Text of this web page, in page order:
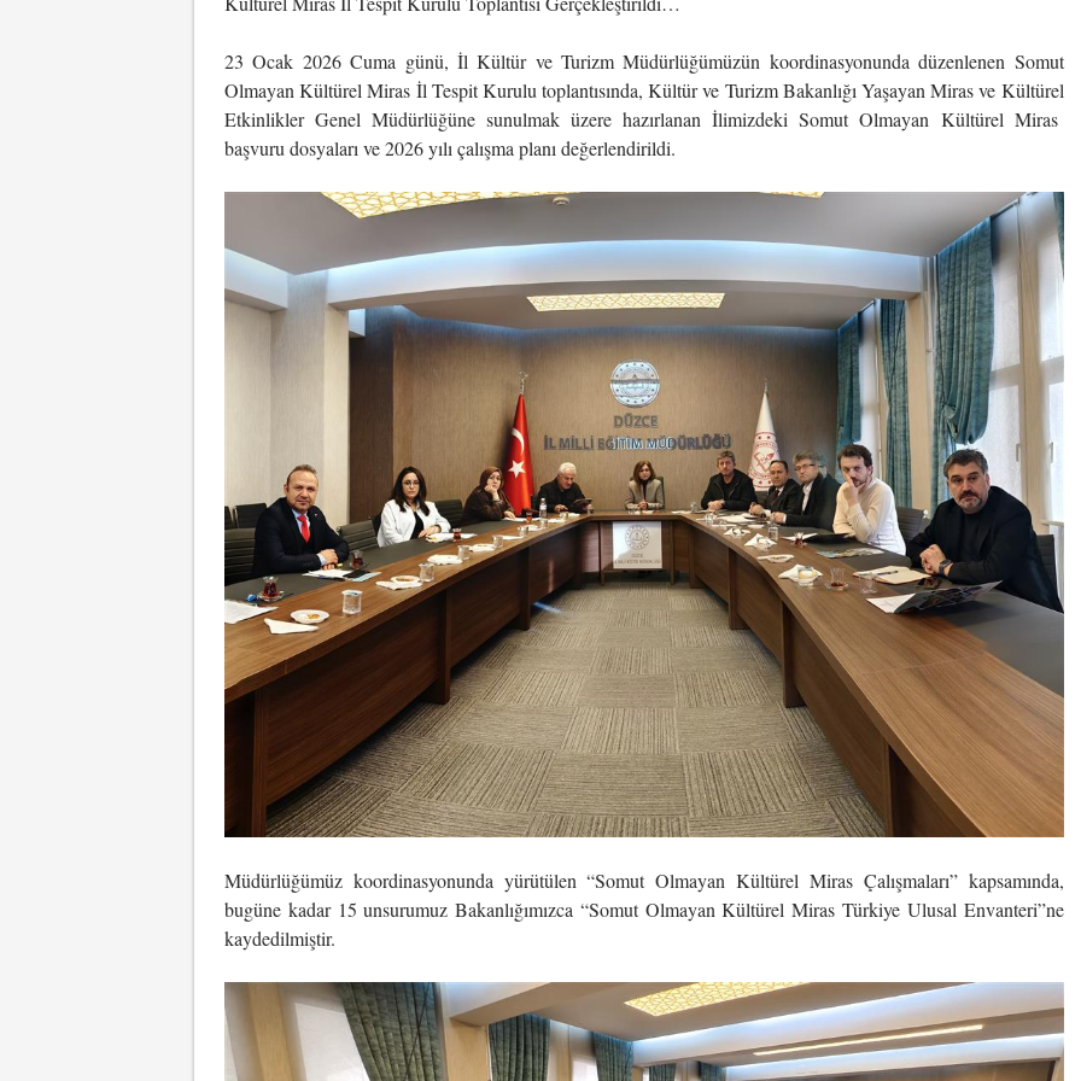
23 Ocak 2026 Cuma günü, İl Kültür ve Turizm Müdürlüğümüzün koordinasyonunda düzenlenen Somut
Olmayan Kültürel Miras İl Tespit Kurulu toplantısında, Kültür ve Turizm Bakanlığı Yaşayan Miras ve Kültürel
Etkinlikler Genel Müdürlüğüne sunulmak üzere hazırlanan İlimizdeki Somut Olmayan Kültürel Miras
başvuru dosyaları ve 2026 yılı çalışma planı değerlendirildi.
Müdürlüğümüz koordinasyonunda yürütülen “Somut Olmayan Kültürel Miras Çalışmaları” kapsamında,
bugüne kadar 15 unsurumuz Bakanlığımızca “Somut Olmayan Kültürel Miras Türkiye Ulusal Envanteri”ne
kaydedilmiştir.